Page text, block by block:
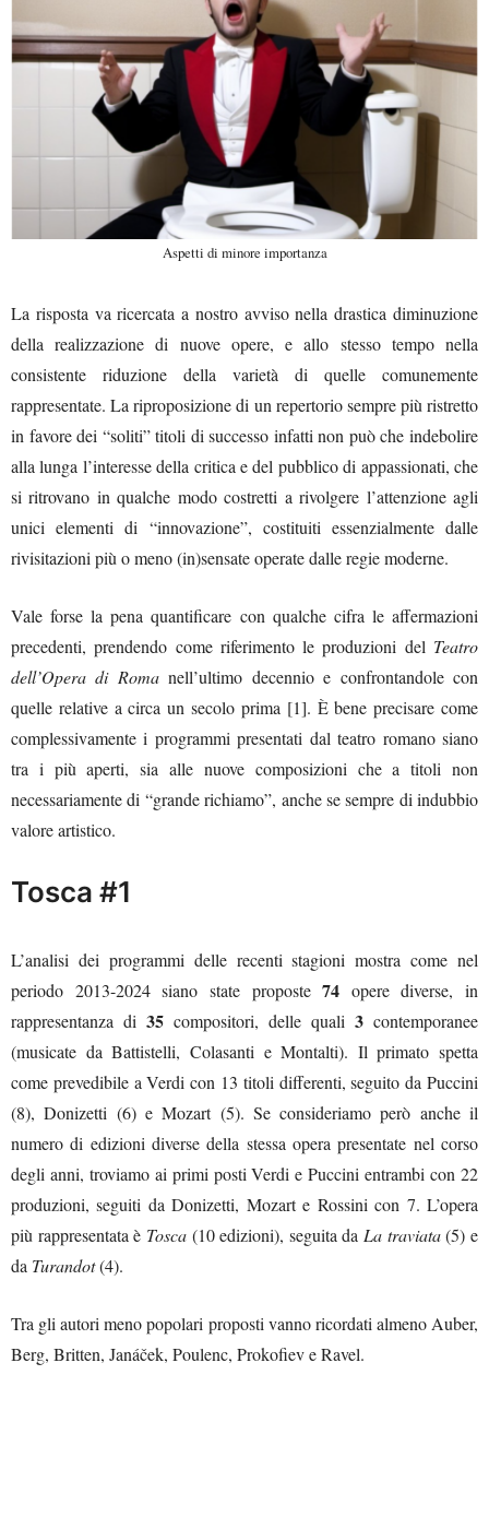
Aspetti di minore importanza
La risposta va ricercata a nostro avviso nella drastica diminuzione
della realizzazione di nuove opere, e allo stesso tempo nella
consistente riduzione della varietà di quelle comunemente
rappresentate. La riproposizione di un repertorio sempre più ristretto
in favore dei “soliti” titoli di successo infatti non può che indebolire
alla lunga l’interesse della critica e del pubblico di appassionati, che
si ritrovano in qualche modo costretti a rivolgere l’attenzione agli
unici elementi di “innovazione”, costituiti essenzialmente dalle
rivisitazioni più o meno (in)sensate operate dalle regie moderne.
Vale forse la pena quantificare con qualche cifra le affermazioni
precedenti, prendendo come riferimento le produzioni del Teatro
dell’Opera di Romanell’ultimo decennio e confrontandole con
quelle relative a circa un secolo prima [1]. È bene precisare come
complessivamente i programmi presentati dal teatro romano siano
tra i più aperti, sia alle nuove composizioni che a titoli non
necessariamente di “grande richiamo”, anche se sempre di indubbio
valore artistico.
Tosca #1
L’analisi dei programmi delle recenti stagioni mostra come nel
periodo 2013-2024 siano state proposte74 opere diverse, in
rappresentanza di 35 compositori, delle quali 3 contemporanee
(musicate da Battistelli, Colasanti e Montalti). Il primato spetta
come prevedibile a Verdi con 13 titoli differenti, seguito da Puccini
(8), Donizetti (6) e Mozart (5). Se consideriamo però anche il
numero di edizioni diverse della stessa opera presentate nel corso
degli anni, troviamo ai primi posti Verdi e Puccini entrambi con 22
produzioni, seguiti da Donizetti, Mozart e Rossini con 7. L’opera
più rappresentata è Tosca(10 edizioni), seguita da La traviata(5) e
da Turandot(4).
Tra gli autori meno popolari proposti vanno ricordati almeno Auber,
Berg, Britten, Janáček, Poulenc, Prokofiev e Ravel.